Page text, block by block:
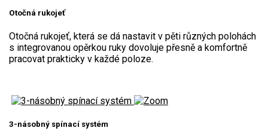
Štípačka na dřevo
VARI
Sněhové frézy
Otočná rukojeť
Otočná rukojeť, která se dá nastavit v pěti různých polohách
s integrovanou opěrkou ruky dovoluje přesně a komfortně
pracovat prakticky v každé poloze.
3-násobný spínací systém